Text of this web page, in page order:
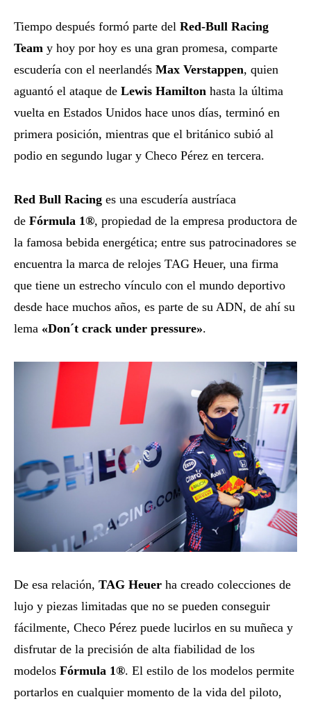
Tiempo después formó parte del Red-Bull Racing
Team y hoy por hoy es una gran promesa, comparte
escudería con el neerlandés Max Verstappen, quien
aguantó el ataque de Lewis Hamilton hasta la última
vuelta en Estados Unidos hace unos días, terminó en
primera posición, mientras que el británico subió al
podio en segundo lugar y Checo Pérez en tercera.
Red Bull Racing es una escudería austríaca
de Fórmula 1®, propiedad de la empresa productora de
la famosa bebida energética; entre sus patrocinadores se
encuentra la marca de relojes TAG Heuer, una firma
que tiene un estrecho vínculo con el mundo deportivo
desde hace muchos años, es parte de su ADN, de ahí su
lema «Don´t crack under pressure».
De esa relación, TAG Heuer ha creado colecciones de
lujo y piezas limitadas que no se pueden conseguir
fácilmente, Checo Pérez puede lucirlos en su muñeca y
disfrutar de la precisión de alta fiabilidad de los
modelos Fórmula 1®. El estilo de los modelos permite
portarlos en cualquier momento de la vida del piloto,